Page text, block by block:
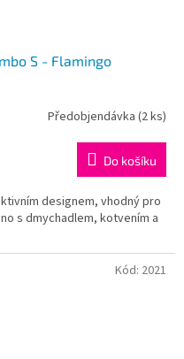
S - Flamingo
Předobjendávka (2 ks)
Do košíku
designem, vhodný pro
s dmychadlem, kotvením a
Kód: 2021